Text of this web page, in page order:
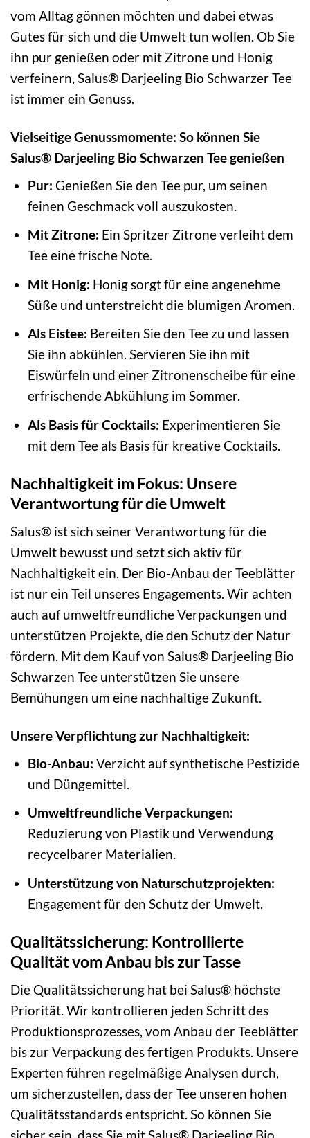
vom Alltag gönnen möchten und dabei etwas
Gutes für sich und die Umwelt tun wollen. Ob Sie
ihn pur genießen oder mit Zitrone und Honig
verfeinern, Salus® Darjeeling Bio Schwarzer Tee
ist immer ein Genuss.
Vielseitige Genussmomente: So können Sie
Salus® Darjeeling Bio Schwarzen Tee genießen
Pur: Genießen Sie den Tee pur, um seinen
feinen Geschmack voll auszukosten.
Mit Zitrone: Ein Spritzer Zitrone verleiht dem
Tee eine frische Note.
Mit Honig: Honig sorgt für eine angenehme
Süße und unterstreicht die blumigen Aromen.
Als Eistee: Bereiten Sie den Tee zu und lassen
Sie ihn abkühlen. Servieren Sie ihn mit
Eiswürfeln und einer Zitronenscheibe für eine
erfrischende Abkühlung im Sommer.
Als Basis für Cocktails: Experimentieren Sie
mit dem Tee als Basis für kreative Cocktails.
Nachhaltigkeit im Fokus: Unsere
Verantwortung für die Umwelt
Salus® ist sich seiner Verantwortung für die
Umwelt bewusst und setzt sich aktiv für
Nachhaltigkeit ein. Der Bio-Anbau der Teeblätter
ist nur ein Teil unseres Engagements. Wir achten
auch auf umweltfreundliche Verpackungen und
unterstützen Projekte, die den Schutz der Natur
fördern. Mit dem Kauf von Salus® Darjeeling Bio
Schwarzen Tee unterstützen Sie unsere
Bemühungen um eine nachhaltige Zukunft.
Unsere Verpflichtung zur Nachhaltigkeit:
Bio-Anbau: Verzicht auf synthetische Pestizide
und Düngemittel.
Umweltfreundliche Verpackungen:
Reduzierung von Plastik und Verwendung
recycelbarer Materialien.
Unterstützung von Naturschutzprojekten:
Engagement für den Schutz der Umwelt.
Qualitätssicherung: Kontrollierte
Qualität vom Anbau bis zur Tasse
Die Qualitätssicherung hat bei Salus® höchste
Priorität. Wir kontrollieren jeden Schritt des
Produktionsprozesses, vom Anbau der Teeblätter
bis zur Verpackung des fertigen Produkts. Unsere
Experten führen regelmäßige Analysen durch,
um sicherzustellen, dass der Tee unseren hohen
Qualitätsstandards entspricht. So können Sie